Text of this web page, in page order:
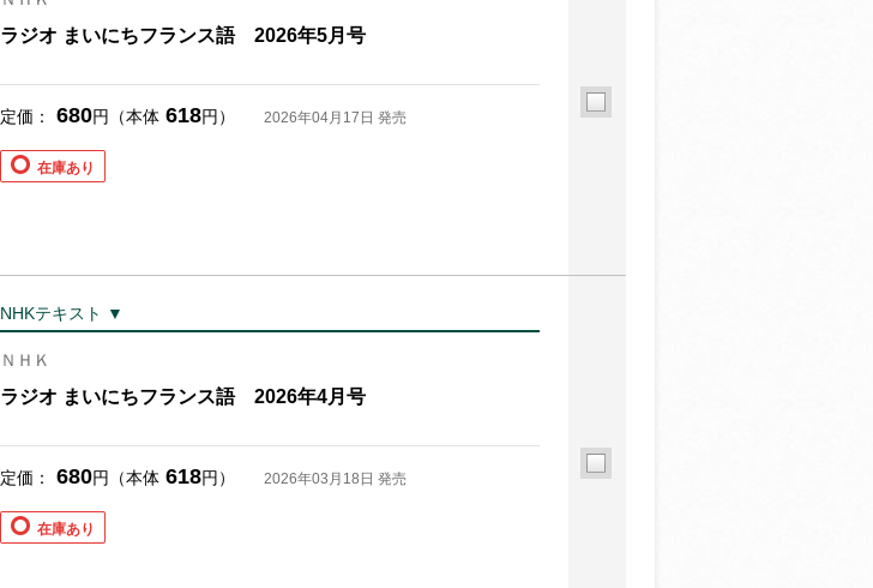
ラジオ まいにちフランス語 2026年5月号
定価： 680円（本体 618円） 2026年04月17日 発売
在庫あり
NHKテキスト ▼
ＮＨＫ
ラジオ まいにちフランス語 2026年4月号
定価： 680円（本体 618円） 2026年03月18日 発売
在庫あり